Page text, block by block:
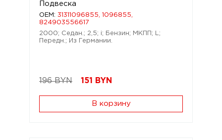
Подвеска
OEM: 31311096855, 1096855,
824903556617
2000; Седан.; 2,5; i; Бензин; МКПП; L;
Передн.; Из Германии.
196 BYN 151 BYN
В корзину